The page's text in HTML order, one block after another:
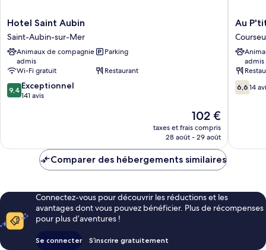
Hotel
Saint
Aubin
Saint-
Aubin-
sur-
Mer
Hotel Saint Aubin
Saint-Aubin-sur-Mer
Animaux de compagnie
admis
Parking
Wi-Fi gratuit
Restaurant
9.4
sur
9,4 Exceptionnel
141 avis
Le
nouveau
prix
de
102 €
taxes et frais compris
28 août - 29 août
Au
P'tit
Mousse
sur-
Mer
Au
admis
6.6
sur
6,6 14
Comparer des hébergements similaires
Connectez-vous pour découvrir les réductions et les
avantages dont vous pouvez bénéficier. Plus de récompenses
pour plus d’aventures !
Se connecter S’inscrire gratuitement